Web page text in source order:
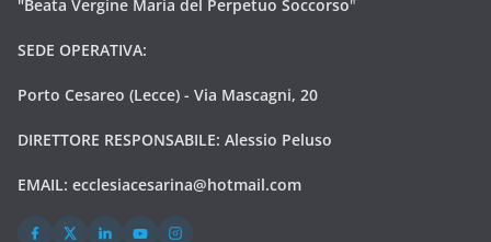
"Beata Vergine Maria del Perpetuo Soccorso"
SEDE OPERATIVA:
Porto Cesareo (Lecce) - Via Mascagni, 20
DIRETTORE RESPONSABILE: Alessio Peluso
EMAIL: ecclesiacesarina@hotmail.com